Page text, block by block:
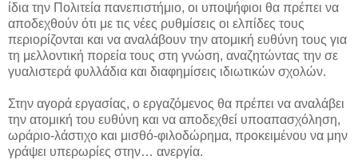
ίδια την Πολιτεία πανεπιστήμιο, οι υποψήφιοι θα πρέπει να
αποδεχθούν ότι με τις νέες ρυθμίσεις οι ελπίδες τους
περιορίζονται και να αναλάβουν την ατομική ευθύνη τους για
τη μελλοντική πορεία τους στη γνώση, αναζητώντας την σε
γυαλιστερά φυλλάδια και διαφημίσεις ιδιωτικών σχολών.
Στην αγορά εργασίας, ο εργαζόμενος θα πρέπει να αναλάβει
την ατομική του ευθύνη και να αποδεχθεί υποαπασχόληση,
ωράριο-λάστιχο και μισθό-φιλοδώρημα, προκειμένου να μην
γράψει υπερωρίες στην… ανεργία.